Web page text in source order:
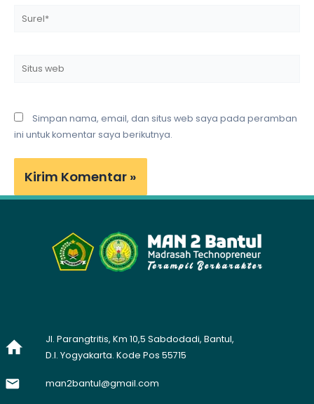
Situs
Simpan nama, email, dan situs web saya pada peramban
ini untuk komentar saya berikutnya.
Jl. Parangtritis, Km 10,5 Sabdodadi, Bantul,
D.I. Yogyakarta. Kode Pos 55715
man2bantul@gmail.com